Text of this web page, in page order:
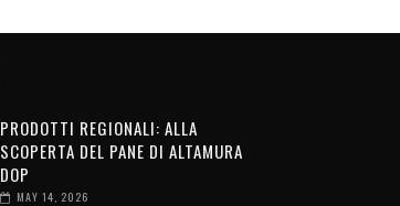
PRODOTTI REGIONALI: ALLA
SCOPERTA DEL PANE DI ALTAMURA
DOP
MAY 14, 2026